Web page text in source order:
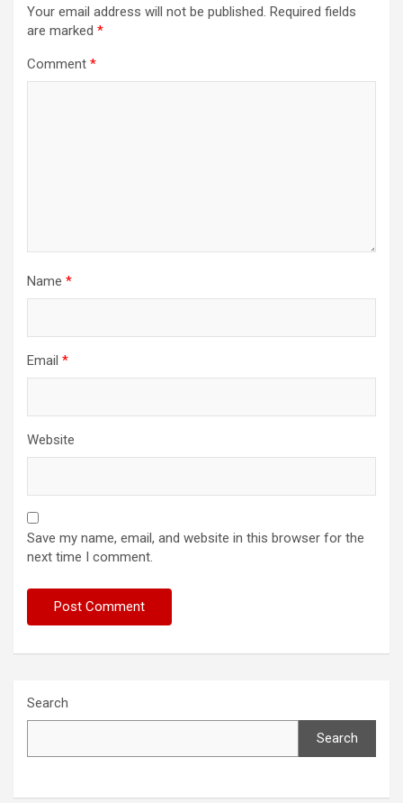
Your email address will not be published. Required fields
are marked *
Comment *
Name *
Email *
Website
Save my name, email, and website in this browser for the
next time I comment.
Search
Search